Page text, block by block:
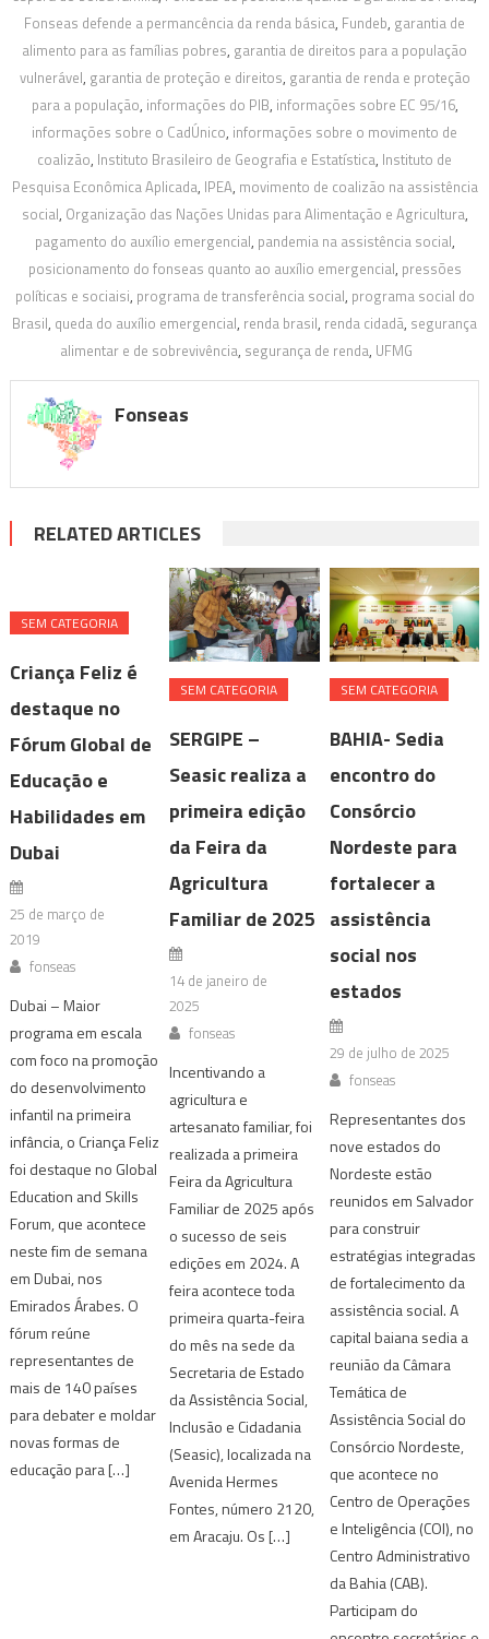
Fonseas defende a permancência da renda básica, Fundeb, garantia de
alimento para as famílias pobres, garantia de direitos para a população
vulnerável, garantia de proteção e direitos, garantia de renda e proteção
para a população, informações do PIB, informações sobre EC 95/16,
informações sobre o CadÚnico, informações sobre o movimento de
coalizão, Instituto Brasileiro de Geografia e Estatística, Instituto de
Pesquisa Econômica Aplicada, IPEA, movimento de coalizão na assistência
social, Organização das Nações Unidas para Alimentação e Agricultura,
pagamento do auxílio emergencial, pandemia na assistência social,
posicionamento do fonseas quanto ao auxílio emergencial, pressões
políticas e sociaisi, programa de transferência social, programa social do
Brasil, queda do auxílio emergencial, renda brasil, renda cidadã, segurança
alimentar e de sobrevivência, segurança de renda, UFMG
Fonseas
RELATED ARTICLES
SEM CATEGORIA
Criança Feliz é
destaque no
Fórum Global de
Educação e
Habilidades em
Dubai
25 de março de
2019
fonseas
Dubai – Maior
programa em escala
com foco na promoção
do desenvolvimento
infantil na primeira
infância, o Criança Feliz
foi destaque no Global
Education and Skills
Forum, que acontece
neste fim de semana
em Dubai, nos
Emirados Árabes. O
fórum reúne
representantes de
mais de 140 países
para debater e moldar
novas formas de
educação para […]
SEM CATEGORIA
SERGIPE –
Seasic realiza a
primeira edição
da Feira da
Agricultura
Familiar de 2025
14 de janeiro de
2025
fonseas
Incentivando a
agricultura e
artesanato familiar, foi
realizada a primeira
Feira da Agricultura
Familiar de 2025 após
o sucesso de seis
edições em 2024. A
feira acontece toda
primeira quarta-feira
do mês na sede da
Secretaria de Estado
da Assistência Social,
Inclusão e Cidadania
(Seasic), localizada na
Avenida Hermes
Fontes, número 2120,
em Aracaju. Os […]
SEM CATEGORIA
BAHIA- Sedia
encontro do
Consórcio
Nordeste para
fortalecer a
assistência
social nos
estados
29 de julho de 2025
fonseas
Representantes dos
nove estados do
Nordeste estão
reunidos em Salvador
para construir
estratégias integradas
de fortalecimento da
assistência social. A
capital baiana sedia a
reunião da Câmara
Temática de
Assistência Social do
Consórcio Nordeste,
que acontece no
Centro de Operações
e Inteligência (COI), no
Centro Administrativo
da Bahia (CAB).
Participam do